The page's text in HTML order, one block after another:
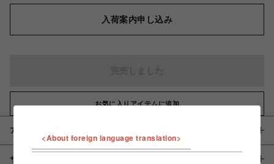
入荷案内申し込み
お気に入りアイテムに追加
アイテム説明 / 素材
サイズ
<About foreign language translation>